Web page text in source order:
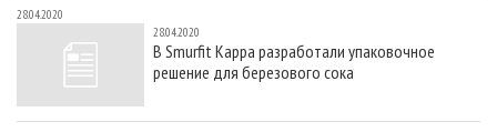
28.04.2020
28.04.2020
В Smurfit Kappa разработали упаковочное
решение для березового сока